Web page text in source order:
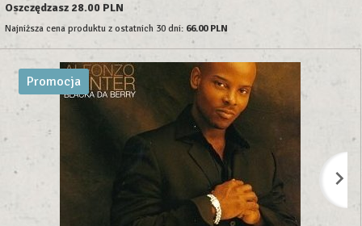
Oszczędzasz 28.00 PLN
Najniższa cena produktu z ostatnich 30 dni: 66.00 PLN
Promocja